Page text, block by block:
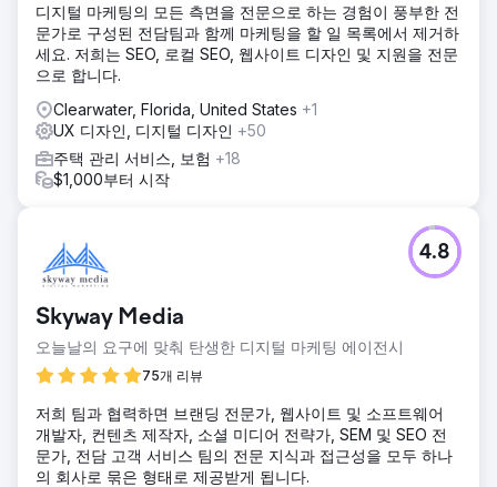
디지털 마케팅의 모든 측면을 전문으로 하는 경험이 풍부한 전
문가로 구성된 전담팀과 함께 마케팅을 할 일 목록에서 제거하
세요. 저희는 SEO, 로컬 SEO, 웹사이트 디자인 및 지원을 전문
으로 합니다.
Clearwater, Florida, United States +1
UX 디자인, 디지털 디자인 +50
주택 관리 서비스, 보험 +18
$1,000부터 시작
Skyway Media
오늘날의 요구에 맞춰 탄생한 디지털 마케팅 에이전시
75개 리뷰
4.8
저희 팀과 협력하면 브랜딩 전문가, 웹사이트 및 소프트웨어
개발자, 컨텐츠 제작자, 소셜 미디어 전략가, SEM 및 SEO 전
문가, 전담 고객 서비스 팀의 전문 지식과 접근성을 모두 하나
의 회사로 묶은 형태로 제공받게 됩니다.